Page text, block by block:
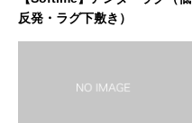
反発・ラグ下敷き）